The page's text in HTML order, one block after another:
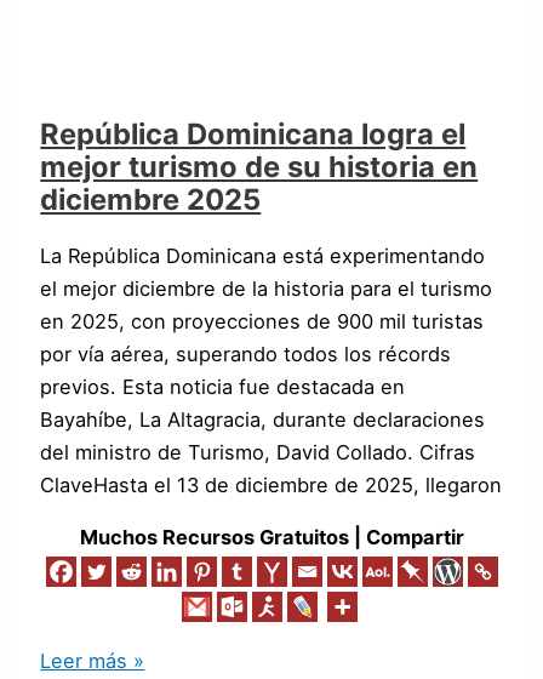
República Dominicana logra el
mejor turismo de su historia en
diciembre 2025
La República Dominicana está experimentando
el mejor diciembre de la historia para el turismo
en 2025, con proyecciones de 900 mil turistas
por vía aérea, superando todos los récords
previos. Esta noticia fue destacada en
Bayahíbe, La Altagracia, durante declaraciones
del ministro de Turismo, David Collado. Cifras
ClaveHasta el 13 de diciembre de 2025, llegaron
Muchos Recursos Gratuitos | Compartir
Leer más »